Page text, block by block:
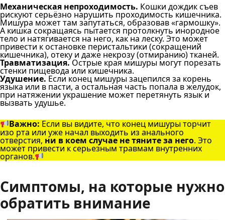
Механическая непроходимость. Кошки дождик съев
рискуют серьёзно нарушить проходимость кишечника.
Мишура может там запутаться, образовав «гармошку».
А кишка сокращаясь пытается протолкнуть инородное
тело и натягивается на него, как на леску. Это может
привести к остановке перистальтики (сокращений
кишечника), отеку и даже некрозу (отмиранию) тканей.
Травматизация.Острые края мишуры могут порезать
стенки пищевода или кишечника.
Удушение. Если конец мишуры зацепился за корень
языка или в пасти, а остальная часть попала в желудок,
при натяжении украшение может перетянуть язык и
вызвать удушье.
Важно: Если вы видите, что конец мишуры торчит
изо рта или уже начал выходить из анального
отверстия, ни в коем случае не тяните за него. Это
может привести к серьезным травмам внутренних
органов.
Симптомы, на которые нужно
обратить внимание